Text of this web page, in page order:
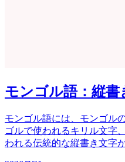
モンゴル語：縦
モンゴル語には、モンゴル
ゴルで使われるキリル文字
われる伝統的な縦書き文字